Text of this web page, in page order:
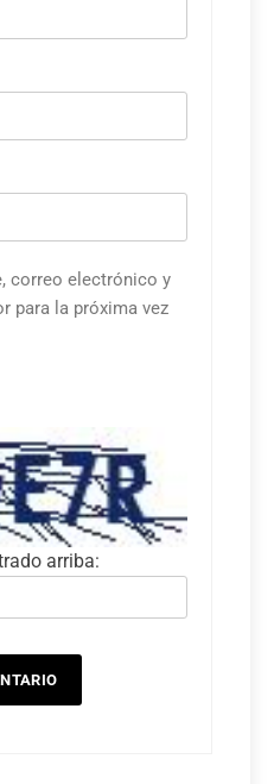
correo electrónico y
para la próxima vez
arriba: